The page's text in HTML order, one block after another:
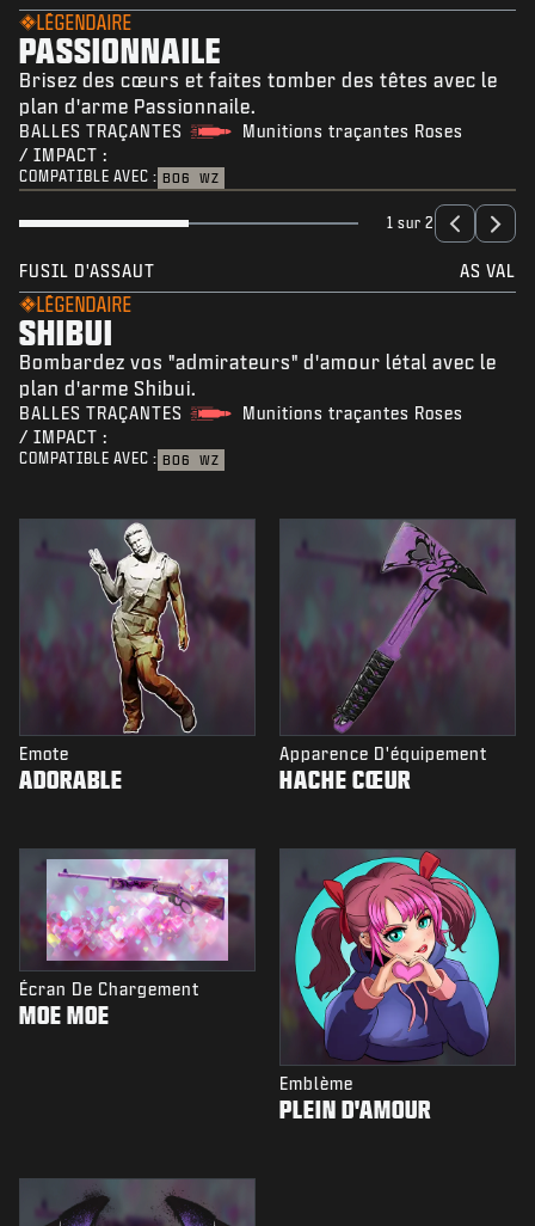
LÉGENDAIRE
PASSIONNAILE
Brisez des cœurs et faites tomber des têtes avec le
plan d'arme Passionnaile.
BALLES TRAÇANTES
/ IMPACT :
Munitions traçantes Roses
COMPATIBLE AVEC : BO6 WZ
1 sur 2
FUSIL D'ASSAUT AS VAL
LÉGENDAIRE
SHIBUI
Bombardez vos "admirateurs" d'amour létal avec le
plan d'arme Shibui.
BALLES TRAÇANTES
/ IMPACT :
Munitions traçantes Roses
COMPATIBLE AVEC : BO6 WZ
Emote
ADORABLE
Apparence D'équipement
HACHE CŒUR
Écran De Chargement
MOE MOE
Emblème
PLEIN D'AMOUR